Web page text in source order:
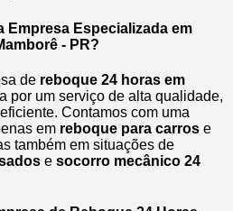
Empresa Especializada em
- PR?
de reboque 24 horas em
por um serviço de alta qualidade,
Contamos com uma
em reboque para carros e
também em situações de
e socorro mecânico 24